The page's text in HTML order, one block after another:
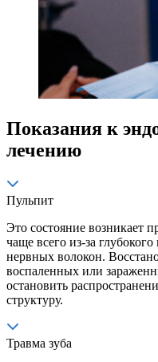
Показания к
лечению
Пульпит
Это состояние возникает
чаще всего из-за
нервных волокон.
воспаленных или
остановить
структуру.
Травма зуба